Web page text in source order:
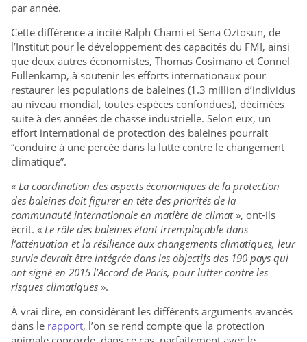
par année.
Cette différence a incité Ralph Chami et Sena Oztosun, de
l’Institut pour le développement des capacités du FMI, ainsi
que deux autres économistes, Thomas Cosimano et Connel
Fullenkamp, à soutenir les efforts internationaux pour
restaurer les populations de baleines (1.3 million d’individus
au niveau mondial, toutes espèces confondues), décimées
suite à des années de chasse industrielle. Selon eux, un
effort international de protection des baleines pourrait
“conduire à une percée dans la lutte contre le changement
climatique”.
« La coordination des aspects économiques de la protection
des baleines doit figurer en tête des priorités de la
communauté internationale en matière de climat », ont-ils
écrit. « Le rôle des baleines étant irremplaçable dans
l’atténuation et la résilience aux changements climatiques, leur
survie devrait être intégrée dans les objectifs des 190 pays qui
ont signé en 2015 l’Accord de Paris, pour lutter contre les
risques climatiques ».
À vrai dire, en considérant les différents arguments avancés
dans le rapport, l’on se rend compte que la protection